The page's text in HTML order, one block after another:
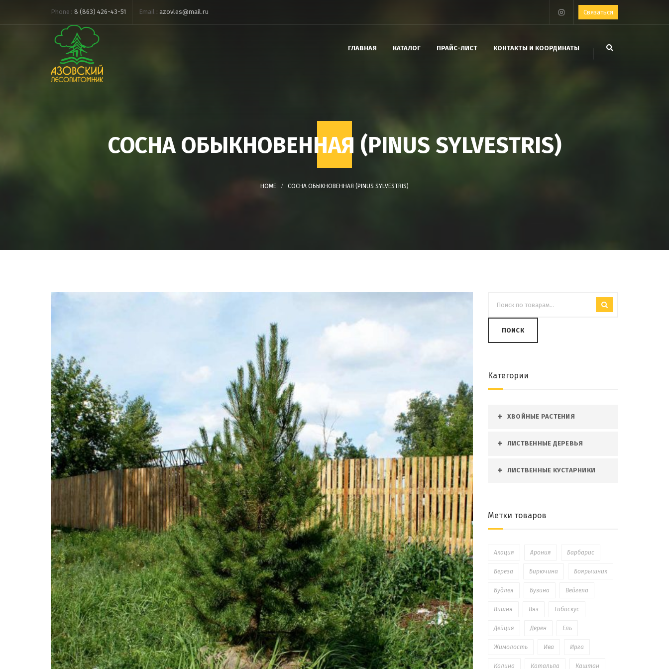
Phone : 8 (863) 426-43-51 Email : azovles@mail.ru Связаться
ГЛАВНАЯ КАТАЛОГ ПРАЙС-ЛИСТ КОНТАКТЫ И КООРДИНАТЫ
СОСНА ОБЫКНОВЕННАЯ (PINUS SYLVESTRIS)
СОСНА ОБЫКНОВЕННАЯ (PINUS SYLVESTRIS)
ПОИСК
Категории
ХВОЙНЫЕ РАСТЕНИЯ
ЛИСТВЕННЫЕ ДЕРЕВЬЯ
ЛИСТВЕННЫЕ КУСТАРНИКИ
Метки товаров
Акация Арония Барбарис
Береза Бирючина Боярышник
Будлея Бузина Вейгела
Вишня Вяз Гибискус
Дейция Дерен Ель
Жимолость Ива Ирга
Калина Катальпа Каштан